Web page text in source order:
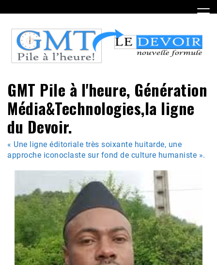
to
content
GMT Pile à l'heure, Génération
Média&Technologies,la ligne
du Devoir.
« Une ligne éditoriale très soixante huitarde, une
approche iconoclaste sur fond de culture humaniste ».